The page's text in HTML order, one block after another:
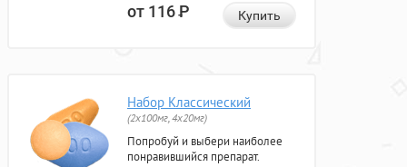
от 116Р Купить
Набор Классический
(2x100мг, 4x20мг)
Попробуй и выбери наиболее
понравившийся препарат.